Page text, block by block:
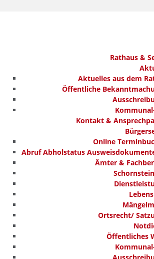
Rathaus &
Aktuelles aus dem
Öffentliche
Kontakt &
Online
Abruf Abholstatus
Ämter &
Ortsrecht/
Öffentliches